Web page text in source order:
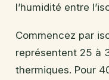
l’humidité entre
Commencez par
représentent 25 à
thermiques. Pour